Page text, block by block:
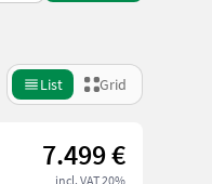
List Grid
7.499 €
incl. VAT 20%